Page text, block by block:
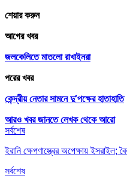
শেয়ার করুন
আগের খবর
জলকেলিতে মাতলো রাখাইনরা
পরের খবর
কেন্দ্রীয় নেতার সামনে দু’পক্ষের হাতাহাতি
আরও খবর জানতে লেখক থেকে আরো
সর্বশেষ
ইরানি ক্ষেপণাস্ত্রের অপেক্ষায়
সর্বশেষ